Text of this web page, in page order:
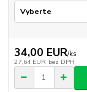
34,00 EUR/ks
27,64 EUR bez DPH